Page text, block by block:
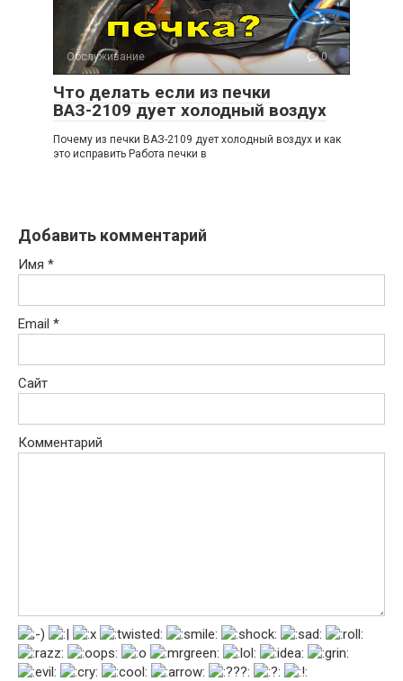
Обслуживание 0
Что делать если из печки
ВАЗ-2109 дует холодный воздух
Почему из печки ВАЗ-2109 дует холодный воздух и как
это исправить Работа печки в
Добавить комментарий
Имя *
Email *
Сайт
Комментарий